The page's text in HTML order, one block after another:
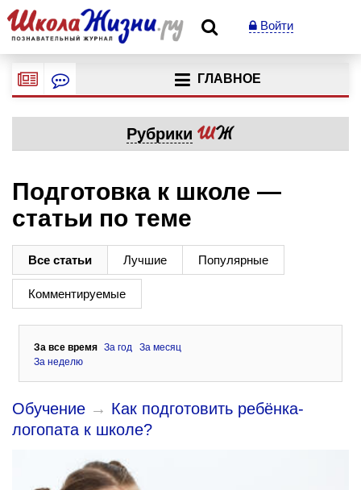
Войти
ГЛАВНОЕ
Рубрики
Подготовка к школе —
статьи по теме
Все статьи Лучшие Популярные
Комментируемые
За все время За год
За месяц
За неделю
Обучение → Как подготовить ребёнка-
логопата к школе?